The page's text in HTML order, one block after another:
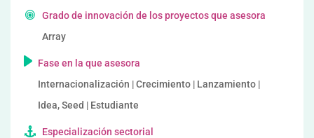
Grado de innovación de los proyectos que asesora
Array
Fase en la que asesora
Internacionalización | Crecimiento | Lanzamiento |
Idea, Seed | Estudiante
Especialización sectorial